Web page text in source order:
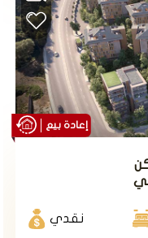
تقع على الضفة
واحدة من أقدم
العديد من المعالم
نقدي